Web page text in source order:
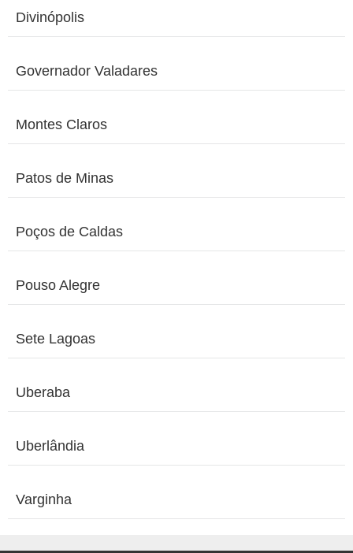
Divinópolis
Governador Valadares
Montes Claros
Patos de Minas
Poços de Caldas
Pouso Alegre
Sete Lagoas
Uberaba
Uberlândia
Varginha